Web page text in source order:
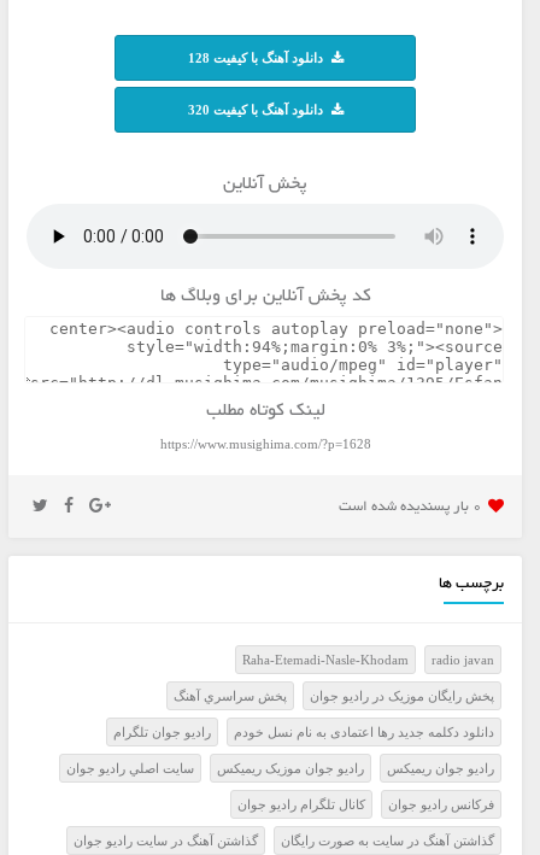
دانلود آهنگ با کیفیت 128
دانلود آهنگ با کیفیت 320
پخش آنلاین
کد پخش آنلاین برای وبلاگ ها
لینک کوتاه مطلب
https://www.musighima.com/?p=1628
0 بار پسنديده شده است
برچسب ها
radio javan
Raha-Etemadi-Nasle-Khodam
پخش رايگان موزيک در راديو جوان پخش سراسري آهنگ
دانلود دکلمه جدید رها اعتمادی به نام نسل خودم راديو جوان تلگرام
راديو جوان ريميکس راديو جوان موزيک ريميکس سايت اصلي راديو جوان
فرکانس راديو جوان کانال تلگرام راديو جوان
گذاشتن آهنگ در سايت به صورت رايگان گذاشتن آهنگ در سايت راديو جوان